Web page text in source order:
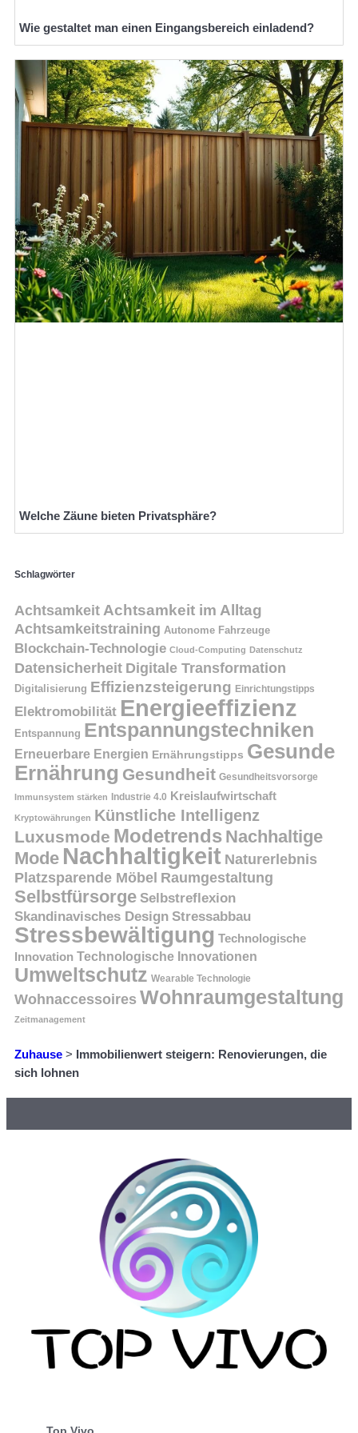
Wie gestaltet man einen Eingangsbereich einladend?
Welche Zäune bieten Privatsphäre?
Schlagwörter
AchtsamkeitAchtsamkeit im Alltag
Achtsamkeitstraining Autonome Fahrzeuge
Blockchain-Technologie Cloud-Computing Datenschutz
Datensicherheit Digitale Transformation
Digitalisierung Effizienzsteigerung Einrichtungstipps
Elektromobilität Energieeffizienz
Entspannung Entspannungstechniken
Erneuerbare Energien Ernährungstipps Gesunde
Ernährung Gesundheit Gesundheitsvorsorge
Immunsystem stärken Industrie 4.0 Kreislaufwirtschaft
Kryptowährungen Künstliche Intelligenz
Luxusmode Modetrends Nachhaltige
Mode Nachhaltigkeit Naturerlebnis
Platzsparende Möbel Raumgestaltung
Selbstfürsorge Selbstreflexion
Skandinavisches Design Stressabbau
Stressbewältigung Technologische
Innovation Technologische Innovationen
Umweltschutz Wearable Technologie
Wohnaccessoires Wohnraumgestaltung
Zeitmanagement
Zuhause > Immobilienwert steigern: Renovierungen, die
sich lohnen